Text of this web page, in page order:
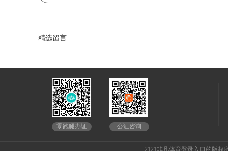
精选留言
零跑腿办证 公证咨询
2121非凡体育登录入口的版